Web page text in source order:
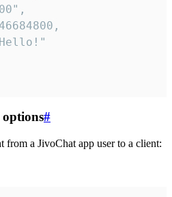
#
from a JivoChat app user to a client: